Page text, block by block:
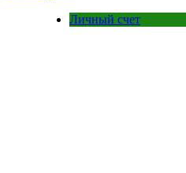
Личный счет